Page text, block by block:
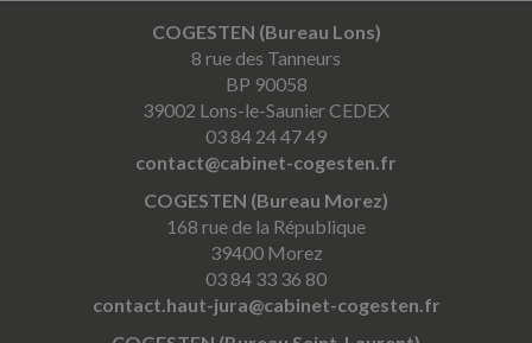
COGESTEN (Bureau Lons)
8 rue des Tanneurs
BP 90058
39002 Lons-le-Saunier CEDEX
03 84 24 47 49
contact@cabinet-cogesten.fr
COGESTEN (Bureau Morez)
168 rue de la République
39400 Morez
03 84 33 36 80
contact.haut-jura@cabinet-cogesten.fr